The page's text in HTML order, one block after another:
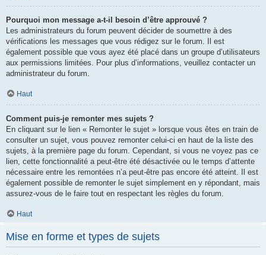
Pourquoi mon message a-t-il besoin d’être approuvé ?
Les administrateurs du forum peuvent décider de soumettre à des
vérifications les messages que vous rédigez sur le forum. Il est
également possible que vous ayez été placé dans un groupe d’utilisateurs
aux permissions limitées. Pour plus d’informations, veuillez contacter un
administrateur du forum.
Haut
Comment puis-je remonter mes sujets ?
En cliquant sur le lien « Remonter le sujet » lorsque vous êtes en train de
consulter un sujet, vous pouvez remonter celui-ci en haut de la liste des
sujets, à la première page du forum. Cependant, si vous ne voyez pas ce
lien, cette fonctionnalité a peut-être été désactivée ou le temps d’attente
nécessaire entre les remontées n’a peut-être pas encore été atteint. Il est
également possible de remonter le sujet simplement en y répondant, mais
assurez-vous de le faire tout en respectant les règles du forum.
Haut
Mise en forme et types de sujets